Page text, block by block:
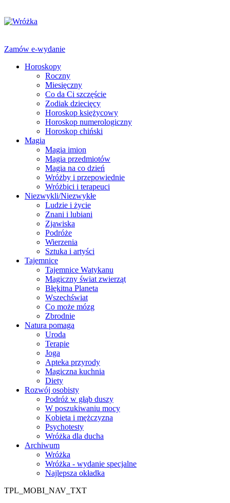
Zamów e-wydanie
Horoskopy
Roczny
Miesięczny
Co da Ci szczęście
Zodiak dziecięcy
Horoskop księżycowy
Horoskop numerologiczny
Horoskop chiński
Magia
Magia imion
Magia przedmiotów
Magia na co dzień
Wróżby i przepowiednie
Wróżbici i terapeuci
Niezwykli/Niezwykłe
Ludzie i życie
Znani i lubiani
Zjawiska
Podróże
Wierzenia
Sztuka i artyści
Tajemnice
Tajemnice Watykanu
Magiczny świat zwierząt
Błękitna Planeta
Wszechświat
Co może mózg
Zbrodnie
Natura pomaga
Uroda
Terapie
Joga
Apteka przyrody
Magiczna kuchnia
Diety
Rozwój osobisty
Podróż w głąb duszy
W poszukiwaniu mocy
Kobieta i mężczyzna
Psychotesty
Wróżka dla ducha
Archiwum
Wróżka
Wróżka - wydanie specjalne
Najlepsza okładka
TPL_MOBI_NAV_TXT